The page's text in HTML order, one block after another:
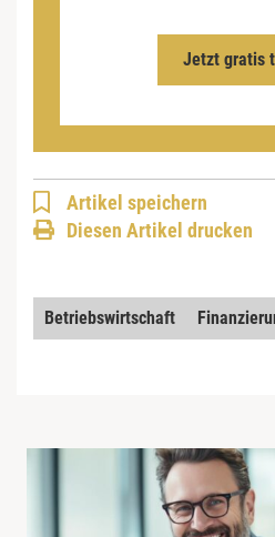
Jetzt gratis
Artikel speichern
Diesen Artikel drucken
Betriebswirtschaft